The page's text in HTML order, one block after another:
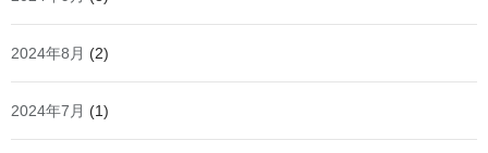
2024年8月 (2)
2024年7月 (1)